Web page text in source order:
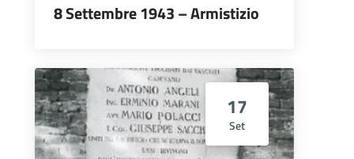
8 Settembre 1943 – Armistizio
17
Set